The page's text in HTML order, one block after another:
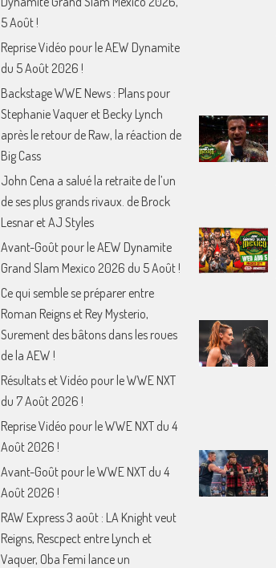
5 Août !
Reprise Vidéo pour le AEW Dynamite
du 5 Août 2026 !
Backstage WWE News : Plans pour
Stephanie Vaquer et Becky Lynch
après le retour de Raw, la réaction de
Big Cass
John Cena a salué la retraite de l’un
de ses plus grands rivaux. de Brock
Lesnar et AJ Styles
Avant-Goût pour le AEW Dynamite
Grand Slam Mexico 2026 du 5 Août !
Ce qui semble se préparer entre
Roman Reigns et Rey Mysterio,
Surement des bâtons dans les roues
de la AEW !
Résultats et Vidéo pour le WWE NXT
du 7 Août 2026 !
Reprise Vidéo pour le WWE NXT du 4
Août 2026 !
Avant-Goût pour le WWE NXT du 4
Août 2026 !
RAW Express 3 août : LA Knight veut
Reigns, Rescpect entre Lynch et
Vaquer, Oba Femi lance un